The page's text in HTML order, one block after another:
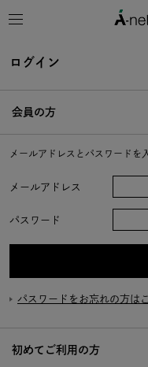
ログイン
会員の方
メールアドレスとパスワードを
メールアドレス
パスワード
パスワードをお忘れの方は
初めてご利用の方